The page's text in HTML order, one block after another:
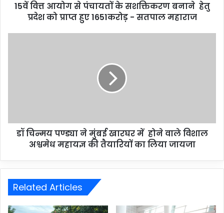
15वें वित्त आयोग से पंचायतों के सशक्तिकरण बनाने हेतु
प्रदेश को प्राप्त हुए 1651करोड़ - सतपाल महाराज
डॉ चिन्मय पण्ड्या ने मुंबई खारघर में होने वाले विशाल
अश्वमेध महायज्ञ की तैयारियों का लिया जायजा
Related Articles